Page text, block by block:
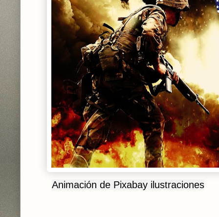
Animación de Pixabay ilustraciones